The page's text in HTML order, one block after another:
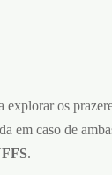
explorar os
em caso de
.